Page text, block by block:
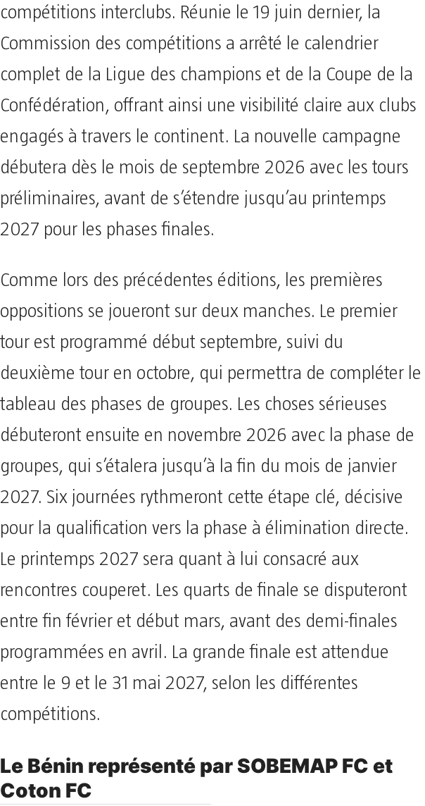
compétitions interclubs. Réunie le 19 juin dernier, la
Commission des compétitions a arrêté le calendrier
complet de la Ligue des champions et de la Coupe de la
Confédération, offrant ainsi une visibilité claire aux clubs
engagés à travers le continent. La nouvelle campagne
débutera dès le mois de septembre 2026 avec les tours
préliminaires, avant de s’étendre jusqu’au printemps
2027 pour les phases finales.
Comme lors des précédentes éditions, les premières
oppositions se joueront sur deux manches. Le premier
tour est programmé début septembre, suivi du
deuxième tour en octobre, qui permettra de compléter le
tableau des phases de groupes. Les choses sérieuses
débuteront ensuite en novembre 2026 avec la phase de
groupes, qui s’étalera jusqu’à la fin du mois de janvier
2027. Six journées rythmeront cette étape clé, décisive
pour la qualification vers la phase à élimination directe.
Le printemps 2027 sera quant à lui consacré aux
rencontres couperet. Les quarts de finale se disputeront
entre fin février et début mars, avant des demi-finales
programmées en avril. La grande finale est attendue
entre le 9 et le 31 mai 2027, selon les différentes
compétitions.
Le Bénin représenté par SOBEMAP FC et
Coton FC